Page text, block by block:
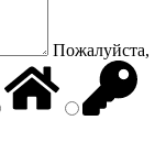
Пожалуйста,